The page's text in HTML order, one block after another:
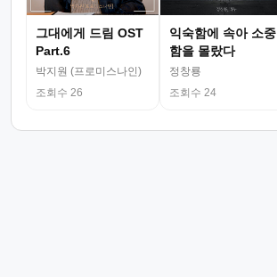
그대에게 드림 OST
Part.6
박지원 (프로미스나인)
조회수 26
익숙함에 속아 소중
함을 몰랐다
정창룡
조회수 24